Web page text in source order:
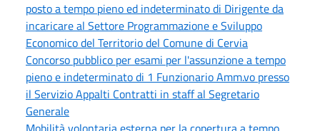
posto a tempo pieno ed indeterminato di Dirigente da
incaricare al Settore Programmazione e Sviluppo
Economico del Territorio del Comune di Cervia
Concorso pubblico per esami per l'assunzione a tempo
pieno e indeterminato di 1 Funzionario Amm.vo presso
il Servizio Appalti Contratti in staff al Segretario
Generale